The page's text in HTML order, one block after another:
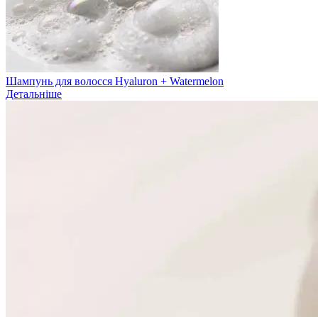
Шампунь для волосся Hyaluron + Watermelon
Детальніше